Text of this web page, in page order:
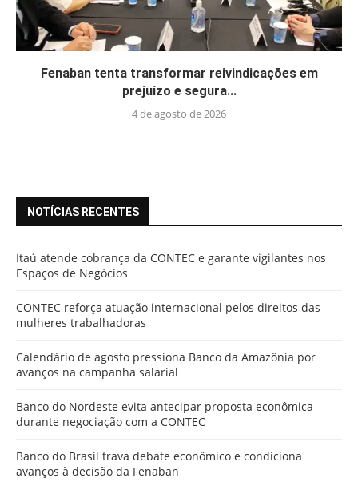
Fenaban tenta transformar reivindicações em
prejuízo e segura...
4 de agosto de 2026
NOTÍCIAS RECENTES
Itaú atende cobrança da CONTEC e garante vigilantes nos
Espaços de Negócios
CONTEC reforça atuação internacional pelos direitos das
mulheres trabalhadoras
Calendário de agosto pressiona Banco da Amazônia por
avanços na campanha salarial
Banco do Nordeste evita antecipar proposta econômica
durante negociação com a CONTEC
Banco do Brasil trava debate econômico e condiciona
avanços à decisão da Fenaban